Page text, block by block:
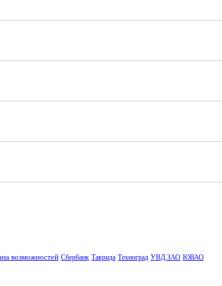
возможностей Сбербанк Таврида Техноград УВД ЗАО ЮВАО